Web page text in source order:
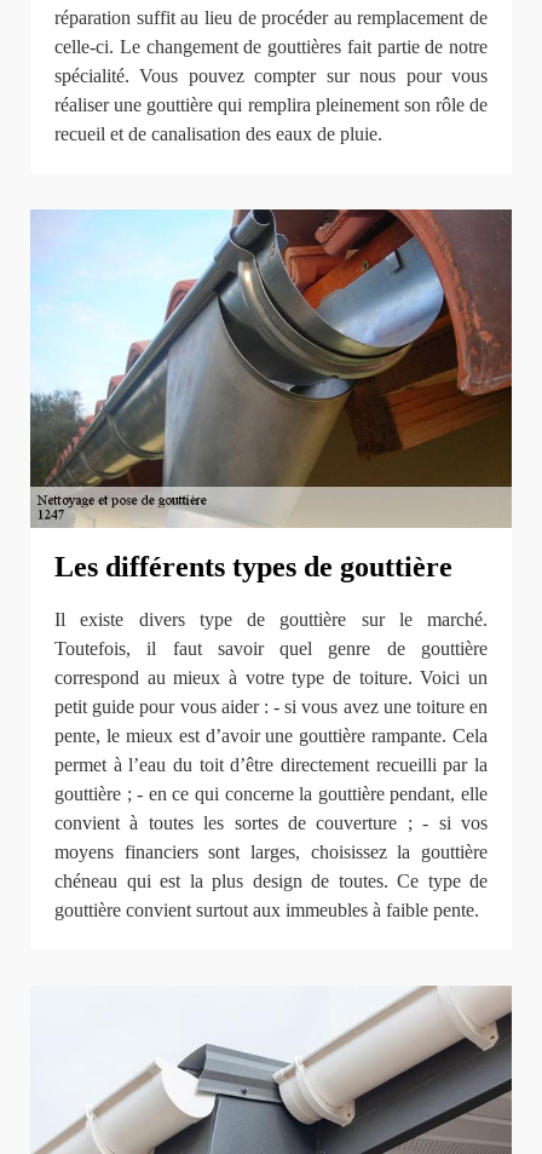
réparation suffit au lieu de procéder au remplacement de
celle-ci. Le changement de gouttières fait partie de notre
spécialité. Vous pouvez compter sur nous pour vous
réaliser une gouttière qui remplira pleinement son rôle de
recueil et de canalisation des eaux de pluie.
Les différents types de gouttière
Il existe divers type de gouttière sur le marché.
Toutefois, il faut savoir quel genre de gouttière
correspond au mieux à votre type de toiture. Voici un
petit guide pour vous aider : - si vous avez une toiture en
pente, le mieux est d’avoir une gouttière rampante. Cela
permet à l’eau du toit d’être directement recueilli par la
gouttière ; - en ce qui concerne la gouttière pendant, elle
convient à toutes les sortes de couverture ; - si vos
moyens financiers sont larges, choisissez la gouttière
chéneau qui est la plus design de toutes. Ce type de
gouttière convient surtout aux immeubles à faible pente.